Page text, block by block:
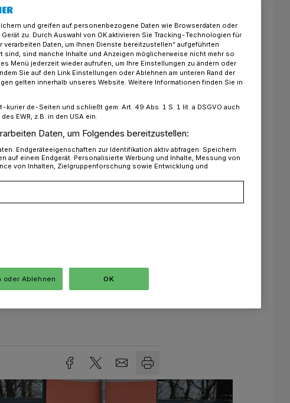
Kreises hat jetzt
ausgerichtet. An drei
sowie
daran teil.
und greifen auf personenbezogene Daten wie Browserdaten oder
zu. Durch Auswahl von OK aktivieren Sie Tracking-Technologien für
verarbeiten Daten, um Ihnen Dienste bereitzustellen“ aufgeführten
sind, sind manche Inhalte und Anzeigen möglicherweise nicht mehr so
Menü jederzeit wieder aufrufen, um Ihre Einstellungen zu ändern oder
Sie auf den Link Einstellungen oder Ablehnen am unteren Rand der
gelten innerhalb unseres Website. Weitere Informationen finden Sie in
kurier.de-Seiten und schließt gem. Art. 49 Abs. 1 S. 1 lit. a DSGVO auch
EWR, z.B. in den USA ein.
Daten, um Folgendes bereitzustellen:
Endgeräteeigenschaften zur Identifikation aktiv abfragen. Speichern
auf einem Endgerät. Personalisierte Werbung und Inhalte, Messung von
von Inhalten, Zielgruppenforschung sowie Entwicklung und
oder Ablehnen OK